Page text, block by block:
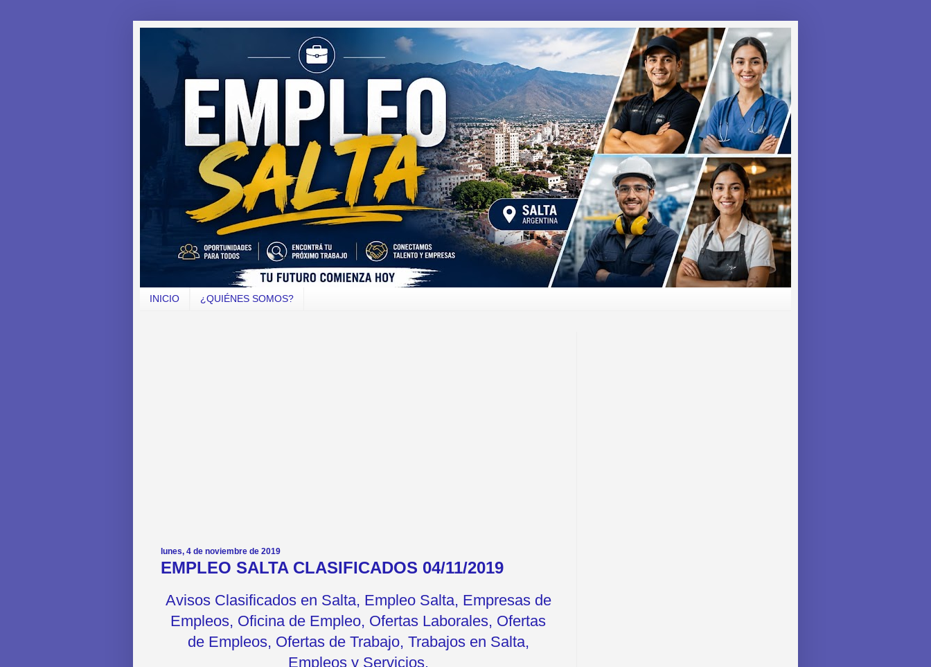
INICIO ¿QUIÉNES SOMOS?
lunes, 4 de noviembre de 2019
EMPLEO SALTA CLASIFICADOS 04/11/2019
Avisos Clasificados en Salta, Empleo Salta, Empresas de
Empleos, Oficina de Empleo, Ofertas Laborales, Ofertas
de Empleos, Ofertas de Trabajo, Trabajos en Salta,
Empleos y Servicios.